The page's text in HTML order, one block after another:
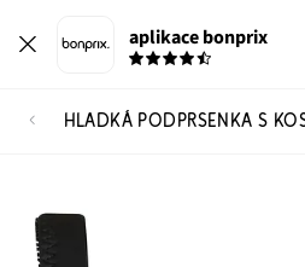
aplikace bonprix